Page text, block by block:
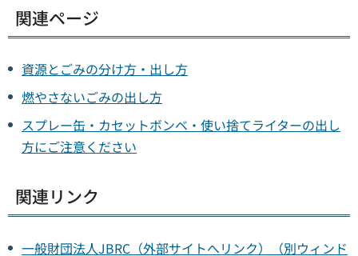
関連ページ
資源とごみの分け方・出し方
燃やさないごみの出し方
スプレー缶・カセットボンベ・使い捨てライターの出し
方にご注意ください
関連リンク
一般財団法人JBRC（外部サイトへリンク）（別ウィンド